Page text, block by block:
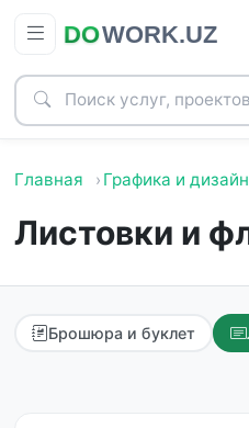
Главная Графика и дизайн
Листовки и
Брошюра и буклет